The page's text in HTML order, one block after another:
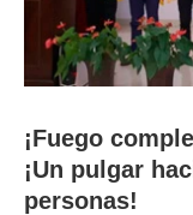
¡Fuego
¡Un pulgar
personas!